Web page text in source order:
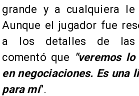
grande y a cualquiera le
Aunque el jugador fue
a los detalles de las
comentó que "veremos
en negociaciones. Es una
para mí".